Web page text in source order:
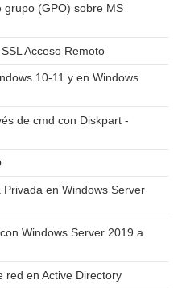
grupo (GPO) sobre MS
Acceso Remoto
10-11 y en Windows
de cmd con Diskpart -
en Windows Server
Windows Server 2019 a
red en Active Directory